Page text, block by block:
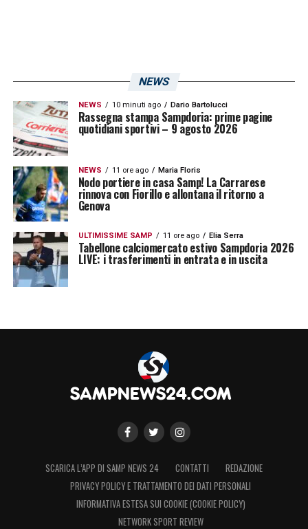
NEWS
NEWS 10 minuti ago Dario Bartolucci
Rassegna stampa Sampdoria: prime pagine
quotidiani sportivi – 9 agosto 2026
NEWS 11 ore ago Maria Floris
Nodo portiere in casa Samp! La Carrarese
rinnova con Fiorillo e allontana il ritorno a
Genova
ULTIMISSIME SAMP 11 ore ago Elia Serra
Tabellone calciomercato estivo Sampdoria 2026
LIVE: i trasferimenti in entrata e in uscita
SCARICA L’APP DI SAMP NEWS 24 CONTATTI
REDAZIONE
PRIVACY POLICY E TRATTAMENTO DEI DATI PERSONALI
INFORMATIVA ESTESA SUI COOKIE (COOKIE POLICY)
NETWORK SPORT REVIEW